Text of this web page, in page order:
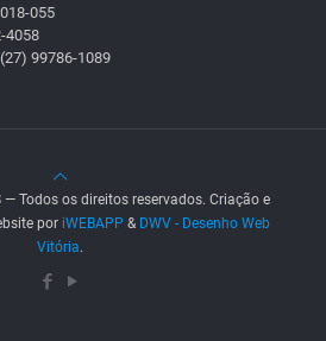
055
4058
(27) 99786-1089
Todos os direitos reservados. Criação e
por iWEBAPP & DWV - Desenho Web
Vitória.